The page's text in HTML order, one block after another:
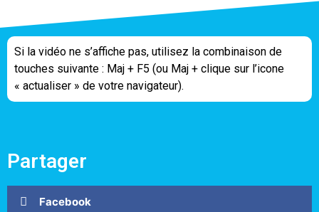
Si la vidéo ne s’affiche pas, utilisez la combinaison de
touches suivante : Maj + F5 (ou Maj + clique sur l’icone
« actualiser » de votre navigateur).
Partager
Facebook